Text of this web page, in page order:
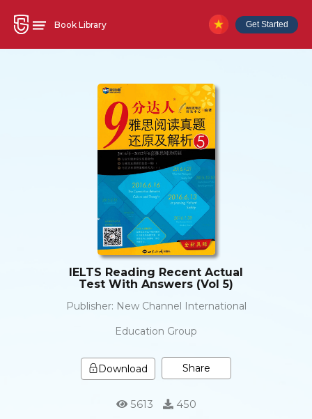
Book Library Get Started
IELTS Reading Recent Actual
Test With Answers (Vol 5)
Publisher: New Channel International
Education Group
Download Share
5613
450